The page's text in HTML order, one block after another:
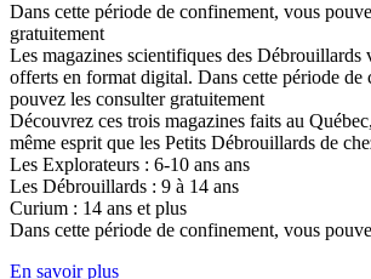
Dans cette période de confinement, vous
gratuitement
Les magazines scientifiques des Débrouillards
offerts en format digital. Dans cette période de
pouvez les consulter gratuitement
Découvrez ces trois magazines faits au
même esprit que les Petits Débrouillards de
Les Explorateurs : 6-10 ans ans
Les Débrouillards : 9 à 14 ans
Curium : 14 ans et plus
Dans cette période de confinement, vous
En savoir plus